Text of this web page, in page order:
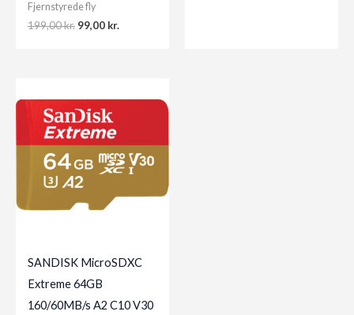
Fjernstyrede fly
199,00kr. Original
99,00 kr.
SANDISK MicroSDXC
Extreme 64GB
160/60MB/s A2 C10 V30